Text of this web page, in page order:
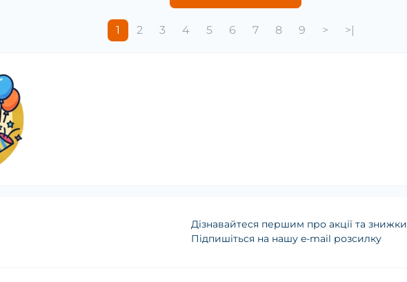
1 2 3 4 5 6 7 8 9 > >|
Дізнавайтеся першим про акції та знижки
Підпишіться на нашу e-mail розсилку